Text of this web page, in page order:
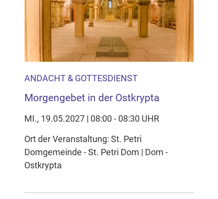
ANDACHT & GOTTESDIENST
Morgengebet in der Ostkrypta
MI., 19.05.2027 | 08:00 - 08:30 UHR
Ort der Veranstaltung: St. Petri
Domgemeinde - St. Petri Dom | Dom -
Ostkrypta